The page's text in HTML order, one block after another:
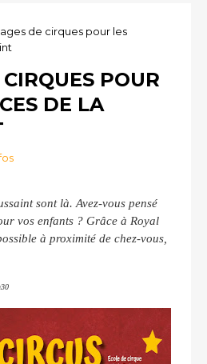
de cirques pour les
POUR
DE LA
sont là. Avez-vous pensé
vos enfants ? Grâce à Royal
à proximité de chez-vous,